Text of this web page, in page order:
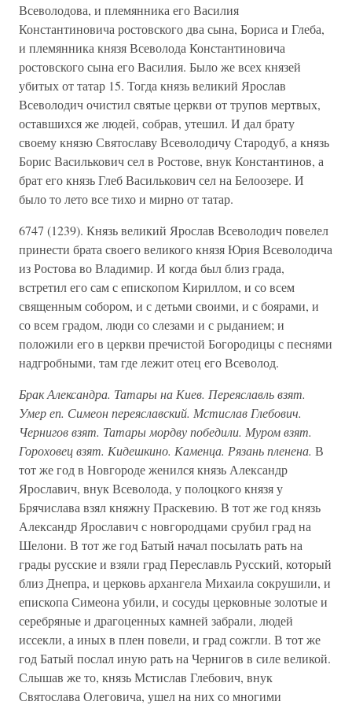
Всеволодова, и племянника его Василия
Константиновича ростовского два сына, Бориса и Глеба,
и племянника князя Всеволода Константиновича
ростовского сына его Василия. Было же всех князей
убитых от татар 15. Тогда князь великий Ярослав
Всеволодич очистил святые церкви от трупов мертвых,
оставшихся же людей, собрав, утешил. И дал брату
своему князю Святославу Всеволодичу Стародуб, а князь
Борис Василькович сел в Ростове, внук Константинов, а
брат его князь Глеб Василькович сел на Белоозере. И
было то лето все тихо и мирно от татар.
6747 (1239). Князь великий Ярослав Всеволодич повелел
принести брата своего великого князя Юрия Всеволодича
из Ростова во Владимир. И когда был близ града,
встретил его сам с епископом Кириллом, и со всем
священным собором, и с детьми своими, и с боярами, и
со всем градом, люди со слезами и с рыданием; и
положили его в церкви пречистой Богородицы с песнями
надгробными, там где лежит отец его Всеволод.
Брак Александра. Татары на Киев. Переяславль взят.
Умер еп. Симеон переяславский. Мстислав Глебович.
Чернигов взят. Татары мордву победили. Муром взят.
Гороховец взят. Кидешкино. Каменца. Рязань пленена. В
тот же год в Новгороде женился князь Александр
Ярославич, внук Всеволода, у полоцкого князя у
Брячислава взял княжну Праскевию. В тот же год князь
Александр Ярославич с новгородцами срубил град на
Шелони. В тот же год Батый начал посылать рать на
грады русские и взяли град Переславль Русский, который
близ Днепра, и церковь архангела Михаила сокрушили, и
епископа Симеона убили, и сосуды церковные золотые и
серебряные и драгоценных камней забрали, людей
иссекли, а иных в плен повели, и град сожгли. В тот же
год Батый послал иную рать на Чернигов в силе великой.
Слышав же то, князь Мстислав Глебович, внук
Святослава Олеговича, ушел на них со многими